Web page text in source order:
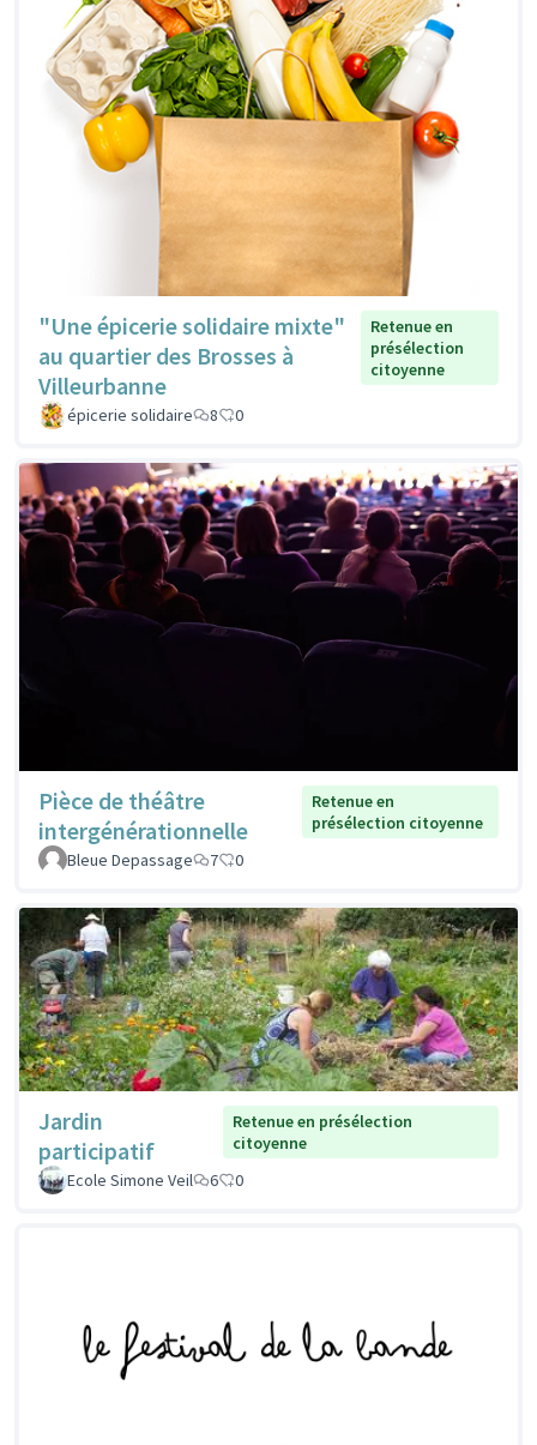
"Une épicerie solidaire mixte"
au quartier des Brosses à
Villeurbanne
Retenue en
présélection
citoyenne
épicerie solidaire 8 0
Pièce de théâtre
intergénérationnelle
Retenue en
présélection citoyenne
Bleue Depassage
7 0
Jardin
participatif
Retenue en présélection
citoyenne
Ecole Simone Veil
6 0